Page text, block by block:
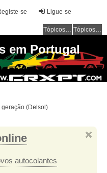
Ligue-se
se
Tópicos sem resposta Tópicos ativos
em Portugal
geração (Delsol)
autocolantes